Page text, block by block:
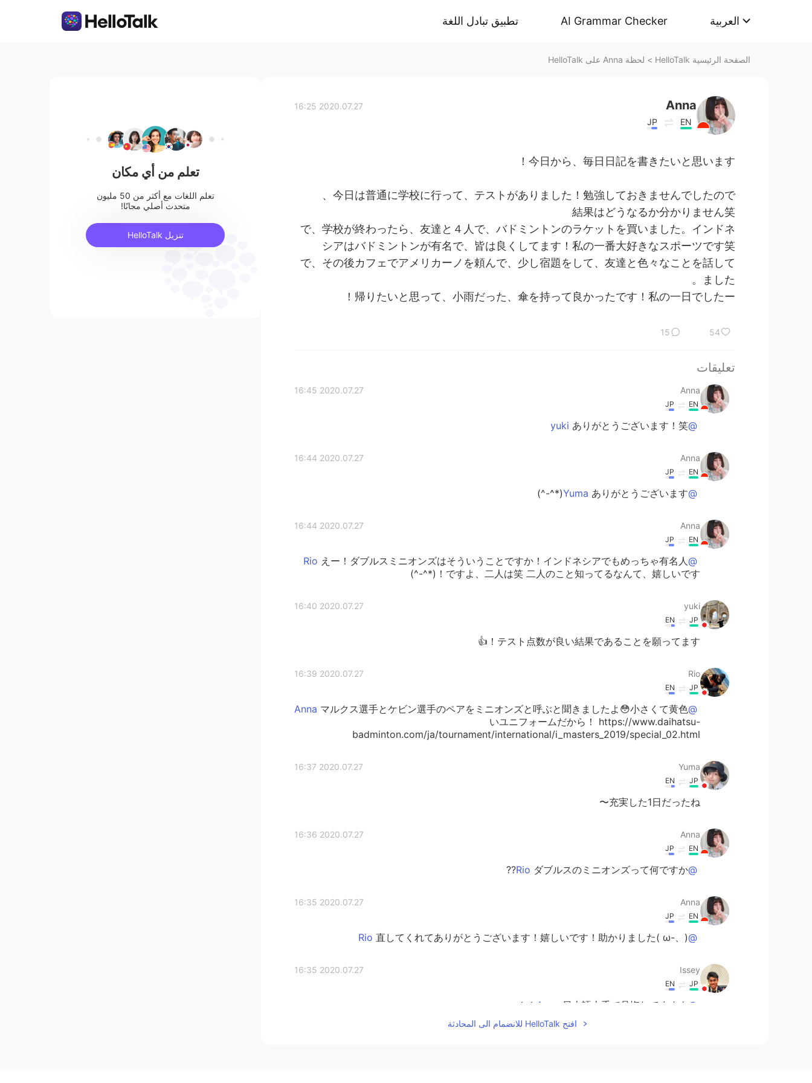
تطبيق تبادل اللغة AI Grammar Checker العربية
الصفحة الرئيسية HelloTalk > لحظة Anna على HelloTalk
Anna
EN
JP
2020.07.27 16:25
今日から、毎日日記を書きたいと思います！
今日は普通に学校に行って、テストがありました！勉強しておきませんでしたので、
結果はどうなるか分かりません笑
で、学校が終わったら、友達と４人で、バドミントンのラケットを買いました。インドネ
シアはバドミントンが有名で、皆は良くしてます！私の一番大好きなスポーツです笑
で、その後カフェでアメリカーノを頼んで、少し宿題をして、友達と色々なことを話して
ました。
帰りたいと思って、小雨だった、傘を持って良かったです！私の一日でしたー！
54
15
تعليقات
Anna
2020.07.27 16:45
EN
JP
@yuki
ありがとうございます！笑
Anna
2020.07.27 16:44
EN
JP
@Yuma
ありがとうございます(*^-^)
Anna
2020.07.27 16:44
EN
JP
@Rio
えー！ダブルスミニオンズはそういうことですか！インドネシアでもめっちゃ有名人
ですよ、二人は笑 二人のこと知ってるなんて、嬉しいです！(*^-^)
yuki
2020.07.27 16:40
JP
EN
テスト点数が良い結果であることを願ってます！👍
Rio
2020.07.27 16:39
JP
EN
@Anna
マルクス選手とケビン選手のペアをミニオンズと呼ぶと聞きましたよ😳小さくて黄色
いユニフォームだから！ https://www.daihatsu-
badminton.com/ja/tournament/international/i_masters_2019/special_02.html
Yuma
2020.07.27 16:37
JP
EN
充実した1日だったね〜
Anna
2020.07.27 16:36
EN
JP
@Rio
ダブルスのミニオンズって何ですか??
Anna
2020.07.27 16:35
EN
JP
@Rio
直してくれてありがとうございます！嬉しいです！助かりました( ω-、)
Issey
2020.07.27 16:35
JP
EN
@Anna
日本語上手で見惚れてますよ！！
افتح HelloTalk للانضمام الى المحادثة
تعلم من أي مكان
تعلم اللغات مع أكثر من 50 مليون
متحدث أصلي مجانًا!
تنزيل HelloTalk